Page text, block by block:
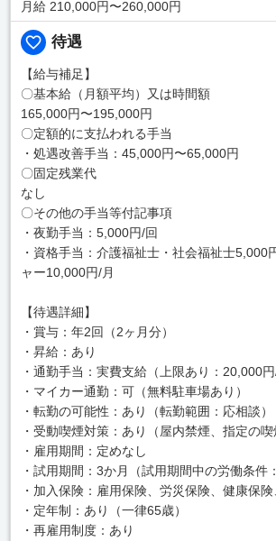
月給 210,000円〜260,000円
待遇
【給与補足】
〇基本給（月額平均）又は時間額
165,000円〜195,000円
〇定額的に支払われる手当
・処遇改善手当：45,000円〜65,000円
〇固定残業代
なし
〇その他の手当等付記事項
・夜勤手当：5,000円/回
・資格手当：介護福祉士・社会福祉士5,000
ャー10,000円/月
【待遇詳細】
・賞与：年2回（2ヶ月分）
・昇給：あり
・通勤手当：実費支給（上限あり：20,000円/
・マイカー通勤：可（無料駐車場あり）
・転勤の可能性：あり（転勤範囲：応相談）
・受動喫煙対策：あり（屋内禁煙、指定の喫
・雇用期間：定めなし
・試用期間：3か月（試用期間中の労働条件
・加入保険：雇用保険、労災保険、健康保
・定年制：あり（一律65歳）
・再雇用制度：あり